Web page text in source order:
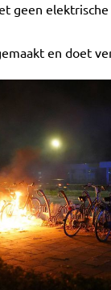
geen
en doet